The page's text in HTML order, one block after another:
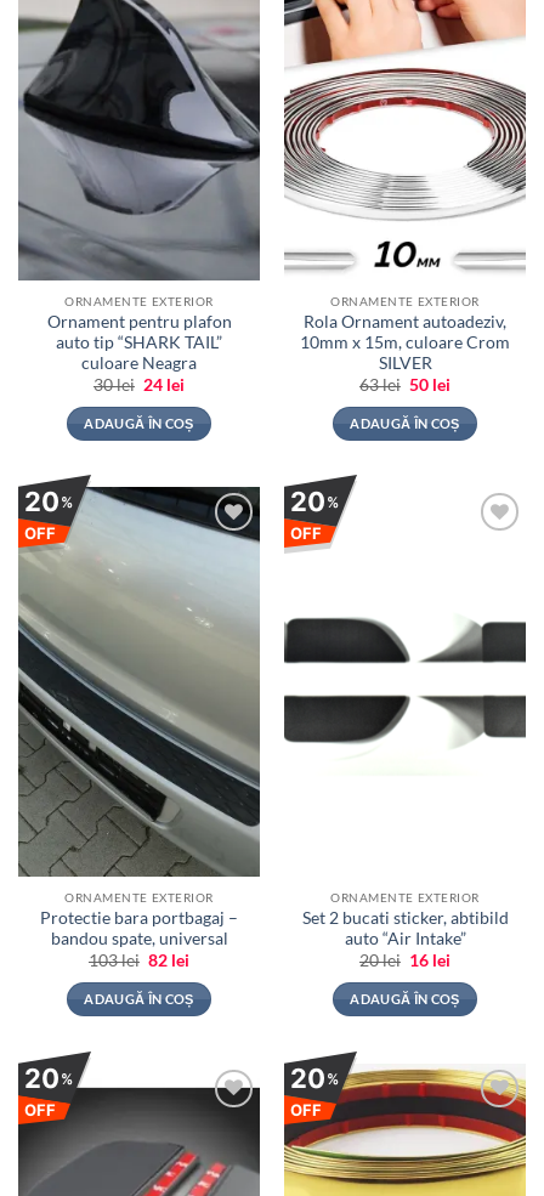
ORNAMENTE EXTERIOR
Ornament pentru plafon
auto tip “SHARK TAIL”
culoare Neagra
30lei Prețul
a
fost:
30 lei.
24 lei
este:
24 lei.
ADAUGĂ ÎN COȘ
ORNAMENTE EXTERIOR
Rola Ornament autoadeziv,
10mm x 15m, culoare Crom
SILVER
63lei Prețul
a
fost:
63 lei.
50 lei
este:
50 lei.
ADAUGĂ ÎN COȘ
20%
OFF
ORNAMENTE EXTERIOR
Protectie bara portbagaj –
bandou spate, universal
103lei Prețul
a
fost:
103 lei.
82 lei
este:
82 lei.
ADAUGĂ ÎN COȘ
20%
OFF
ORNAMENTE EXTERIOR
Set 2 bucati sticker, abtibild
auto “Air Intake”
20lei Prețul
a
fost:
20 lei.
16 lei
este:
16 lei.
ADAUGĂ ÎN COȘ
20%
OFF
favorite
20%
OFF
Adauga
la
favorite